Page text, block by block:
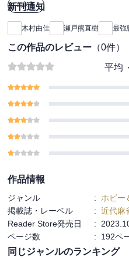
#麻雀
新刊通知
木村由佳 瀬戸熊直樹 最強
この作品のレビュー （0件）
平均
作品情報
ジャンル : ホビー
掲載誌・レーベル
: 近代麻
Reader Store発売日
:
ページ数
: 192ペ
同じジャンルのランキング